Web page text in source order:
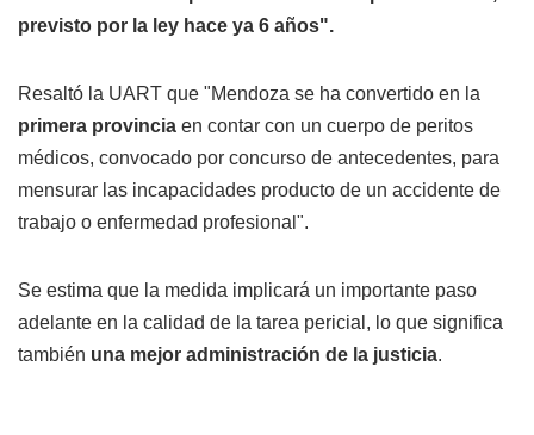
previsto por la ley hace ya 6 años".
Resaltó la UART que "Mendoza se ha convertido en la
primera provincia en contar con un cuerpo de peritos
médicos, convocado por concurso de antecedentes, para
mensurar las incapacidades producto de un accidente de
trabajo o enfermedad profesional".
Se estima que la medida implicará un importante paso
adelante en la calidad de la tarea pericial, lo que significa
también una mejor administración de la justicia.